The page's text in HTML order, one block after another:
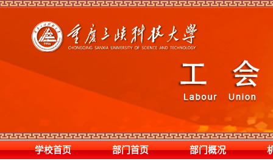
学校首页 部门首页 部门概况